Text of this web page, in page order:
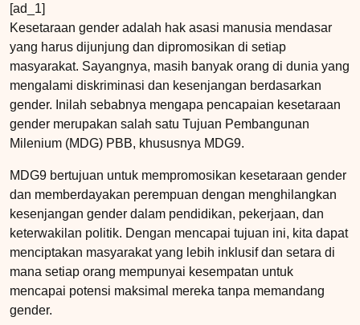
[ad_1]
Kesetaraan gender adalah hak asasi manusia mendasar
yang harus dijunjung dan dipromosikan di setiap
masyarakat. Sayangnya, masih banyak orang di dunia yang
mengalami diskriminasi dan kesenjangan berdasarkan
gender. Inilah sebabnya mengapa pencapaian kesetaraan
gender merupakan salah satu Tujuan Pembangunan
Milenium (MDG) PBB, khususnya MDG9.
MDG9 bertujuan untuk mempromosikan kesetaraan gender
dan memberdayakan perempuan dengan menghilangkan
kesenjangan gender dalam pendidikan, pekerjaan, dan
keterwakilan politik. Dengan mencapai tujuan ini, kita dapat
menciptakan masyarakat yang lebih inklusif dan setara di
mana setiap orang mempunyai kesempatan untuk
mencapai potensi maksimal mereka tanpa memandang
gender.